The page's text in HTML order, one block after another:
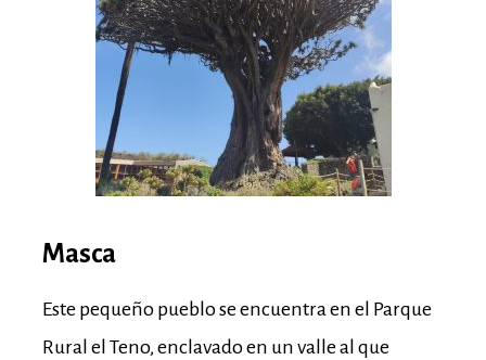
Masca
Este pequeño pueblo se encuentra en el Parque
Rural el Teno, enclavado en un valle al que